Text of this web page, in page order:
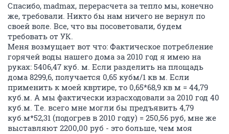
Спасибо, madmax, перерасчета за тепло мы, конечно
же, требовали. Никто бы нам ничего не вернул по
своей воле. Все, что вы посоветовали, будем
требовать от УК.
Меня возмущает вот что: Фактическое потребление
горячей воды нашего дома за 2010 год я имею на
руках: 5406,47 куб. м. Если разделить на площадь
дома 8299,6, получается 0,65 кубм/1 кв м. Если
применить к моей квртире, то 0,65*68,9 кв м = 44,79
куб.м. А мы фактически израсходовали за 2010 год 40
куб.м. Т.е. всего мне могли бы предъявить 4,79
куб.м*52,31 (подогрев в 2010 году) = 250,56 руб, мне же
выставляют 2200,00 руб - это больше, чем моя